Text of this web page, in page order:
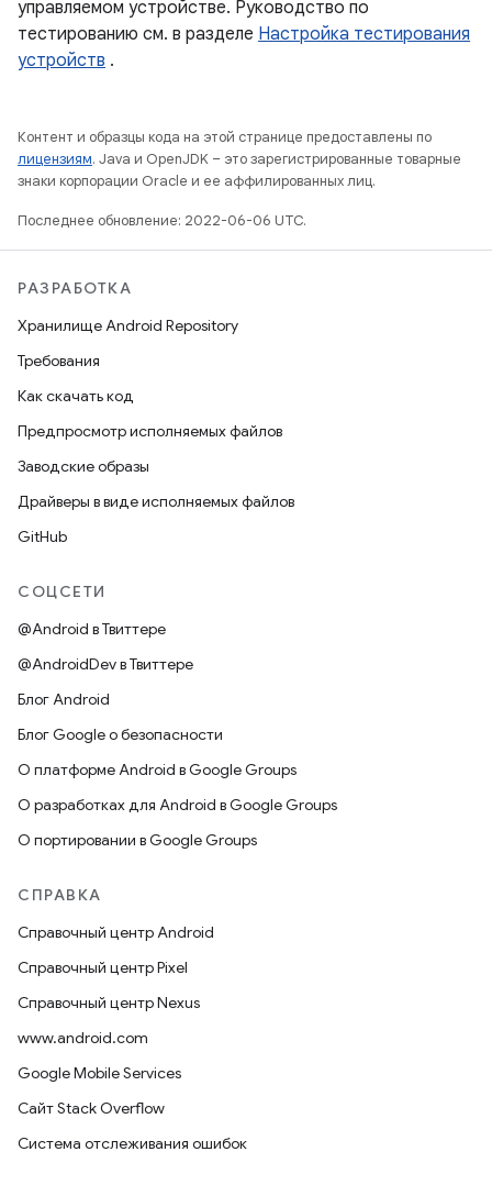
управляемом устройстве. Руководство по
тестированию см. в разделе Настройка тестирования
устройств .
Контент и образцы кода на этой странице предоставлены по
лицензиям. Java и OpenJDK – это зарегистрированные товарные
знаки корпорации Oracle и ее аффилированных лиц.
Последнее обновление: 2022-06-06 UTC.
РАЗРАБОТКА
Хранилище Android Repository
Требования
Как скачать код
Предпросмотр исполняемых файлов
Заводские образы
Драйверы в виде исполняемых файлов
GitHub
СОЦСЕТИ
@Android в Твиттере
@AndroidDev в Твиттере
Блог Android
Блог Google о безопасности
О платформе Android в Google Groups
О разработках для Android в Google Groups
О портировании в Google Groups
СПРАВКА
Справочный центр Android
Справочный центр Pixel
Справочный центр Nexus
www.android.com
Google Mobile Services
Сайт Stack Overflow
Система отслеживания ошибок